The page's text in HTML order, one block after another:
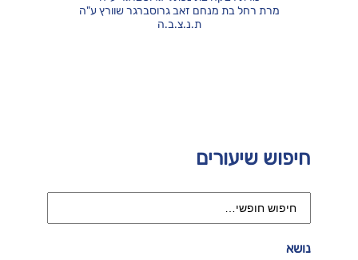
חיפוש שיעורים
נושא
מרת רחל בת מנחם זאב גרוסברגר שוורץ ע"ה
ת.נ.צ.ב.ה